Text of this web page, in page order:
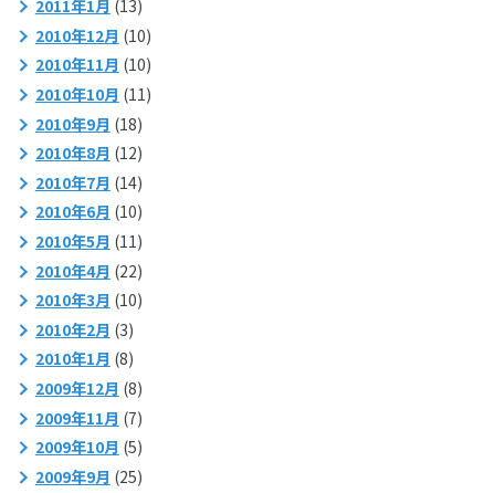
2011年1月 (13)
2010年12月 (10)
2010年11月 (10)
2010年10月 (11)
2010年9月 (18)
2010年8月 (12)
2010年7月 (14)
2010年6月 (10)
2010年5月 (11)
2010年4月 (22)
2010年3月 (10)
2010年2月 (3)
2010年1月 (8)
2009年12月 (8)
2009年11月 (7)
2009年10月 (5)
2009年9月 (25)